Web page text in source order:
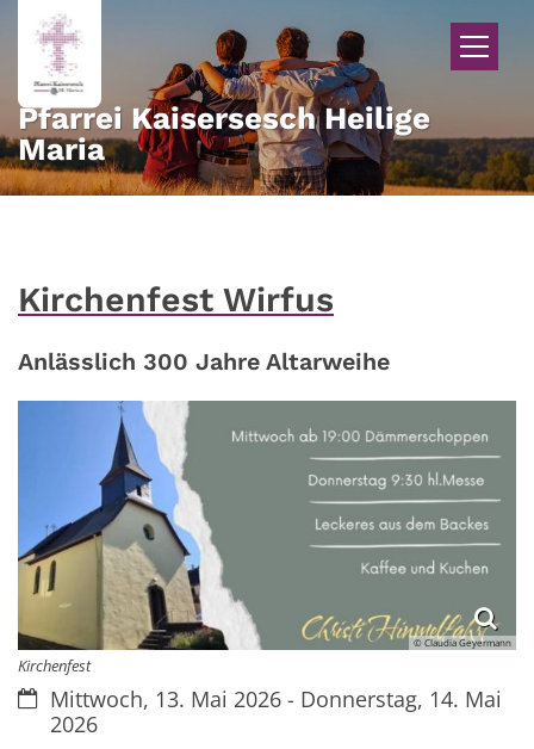
Zum Inhalt springen
Pfarrei Kaisersesch Heilige
Maria
Kirchenfest Wirfus
Anlässlich 300 Jahre Altarweihe
© Claudia Geyermann
Kirchenfest
Datum:
Mittwoch, 13. Mai 2026 - Donnerstag, 14. Mai
2026